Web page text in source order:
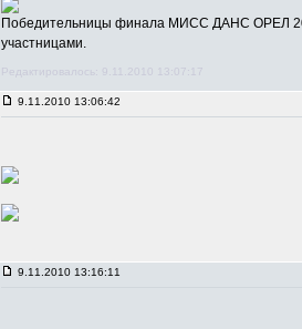
Победительницы финала МИСС ДАНС ОРЕЛ
участницами.
Редактировалось: 9.11.2010 13:07:17
9.11.2010 13:06:42
9.11.2010 13:16:11